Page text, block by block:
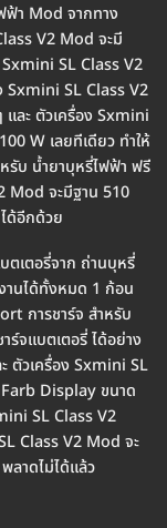
ฟ้า Mod จากทาง
V2 Mod จะมี
SL Class V2
Sxmini SL Class V2
ละ ตัวเครื่อง Sxmini
W เลยทีเดียว ทำให้
รับ น้ำยาบุหรี่ไฟฟ้า ฟรี
Mod จะมีฐาน 510
ด้อีกด้วย
ตเตอรี่จาก ถ่านบุหรี่
านได้ทั้งหมด 1 ก้อน
การชาร์จ สำหรับ
ร์จแบตเตอรี่ ได้อย่าง
ตัวเครื่อง Sxmini SL
Display ขนาด
SL Class V2
Class V2 Mod จะ
ลาดไม่ได้แล้ว